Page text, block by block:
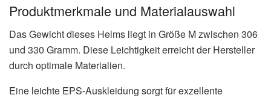
Produktmerkmale und Materialauswahl
Das Gewicht dieses Helms liegt in Größe M zwischen 306
und 330 Gramm. Diese Leichtigkeit erreicht der Hersteller
durch optimale Materialien.
Eine leichte EPS-Auskleidung sorgt für exzellente